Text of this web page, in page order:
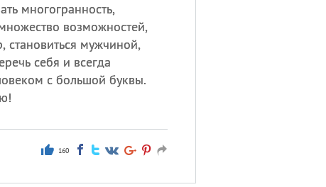
многогранность,
возможностей,
становиться мужчиной,
себя и всегда
с большой буквы.
160